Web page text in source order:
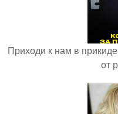
Приходи к нам в
от